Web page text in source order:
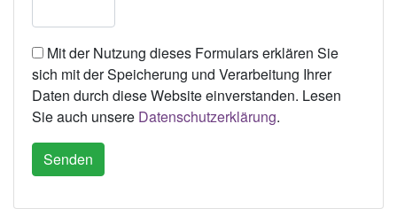
Mit der Nutzung dieses Formulars erklären Sie
sich mit der Speicherung und Verarbeitung Ihrer
Daten durch diese Website einverstanden. Lesen
Sie auch unsere Datenschutzerklärung.